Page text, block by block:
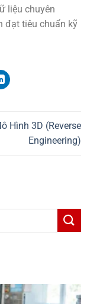
liệu chuyên
đạt tiêu chuẩn kỹ
Hình 3D (Reverse
Engineering)